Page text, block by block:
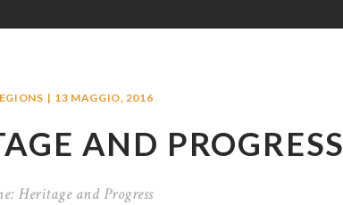
13 MAGGIO, 2016
AND PROGRESS
Heritage and Progress